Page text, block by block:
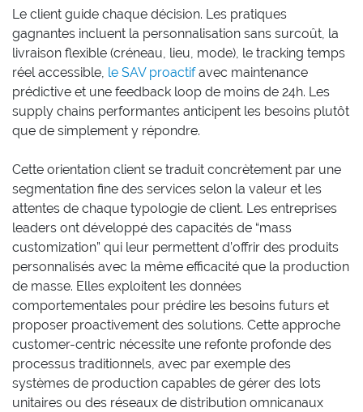
Le client guide chaque décision. Les pratiques
gagnantes incluent la personnalisation sans surcoût, la
livraison flexible (créneau, lieu, mode), le tracking temps
réel accessible, le SAV proactifavec maintenance
prédictive et une feedback loop de moins de 24h. Les
supply chains performantes anticipent les besoins plutôt
que de simplement y répondre.
Cette orientation client se traduit concrètement par une
segmentation fine des services selon la valeur et les
attentes de chaque typologie de client. Les entreprises
leaders ont développé des capacités de “mass
customization” qui leur permettent d’offrir des produits
personnalisés avec la même efficacité que la production
de masse. Elles exploitent les données
comportementales pour prédire les besoins futurs et
proposer proactivement des solutions. Cette approche
customer-centric nécessite une refonte profonde des
processus traditionnels, avec par exemple des
systèmes de production capables de gérer des lots
unitaires ou des réseaux de distribution omnicanaux